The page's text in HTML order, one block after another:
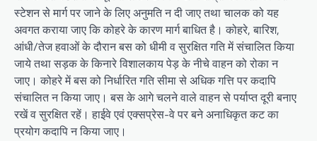
स्टेशन से मार्ग पर जाने के लिए अनुमति न दी जाए तथा चालक को यह
अवगत कराया जाए कि कोहरे के कारण मार्ग बाधित है। कोहरे, बारिश,
आंधी/तेज हवाओं के दौरान बस को धीमी व सुरक्षित गति में संचालित किया
जाये तथा सड़क के किनारे विशालकाय पेड़ के नीचे वाहन को रोका न
जाए। कोहरे में बस को निर्धारित गति सीमा से अधिक गत्ति पर कदापि
संचालित न किया जाए। बस के आगे चलने वाले वाहन से पर्याप्त दूरी बनाए
रखें व सुरक्षित रहें। हाईवे एवं एक्सप्रेस-वे पर बने अनाधिकृत कट का
प्रयोग कदापि न किया जाए।